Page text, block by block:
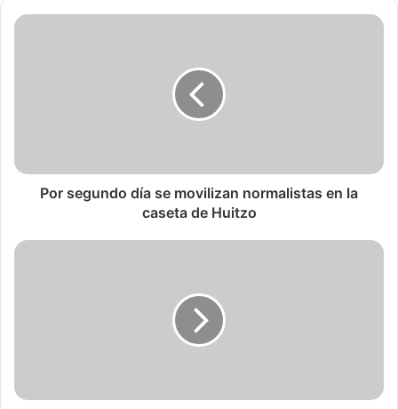
Por segundo día se movilizan normalistas en la
caseta de Huitzo